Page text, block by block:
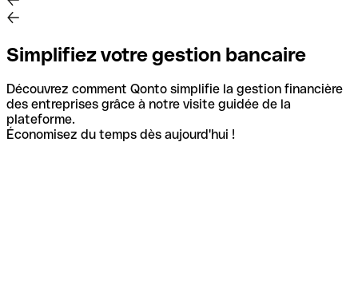
Simplifiez votre gestion bancaire
Découvrez comment Qonto simplifie la gestion financière
des entreprises grâce à notre visite guidée de la
plateforme.
Économisez du temps dès aujourd'hui !